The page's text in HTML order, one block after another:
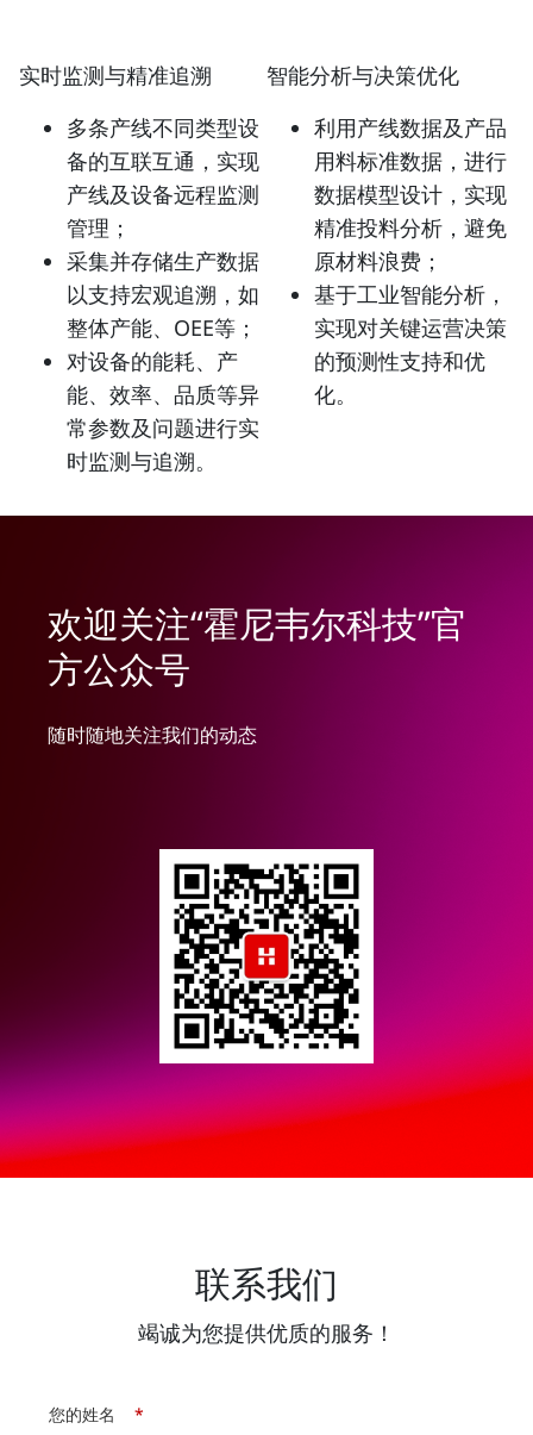
实时监测与精准追溯
多条产线不同类型设
备的互联互通，实现
产线及设备远程监测
管理；
采集并存储生产数据
以支持宏观追溯，如
整体产能、OEE等；
对设备的能耗、产
能、效率、品质等异
常参数及问题进行实
时监测与追溯。
智能分析与决策优化
利用产线数据及产品
用料标准数据，进行
数据模型设计，实现
精准投料分析，避免
原材料浪费；
基于工业智能分析，
实现对关键运营决策
的预测性支持和优
化。
欢迎关注“霍尼韦尔科技”官
方公众号
随时随地关注我们的动态
联系我们
竭诚为您提供优质的服务！
*
您的姓名